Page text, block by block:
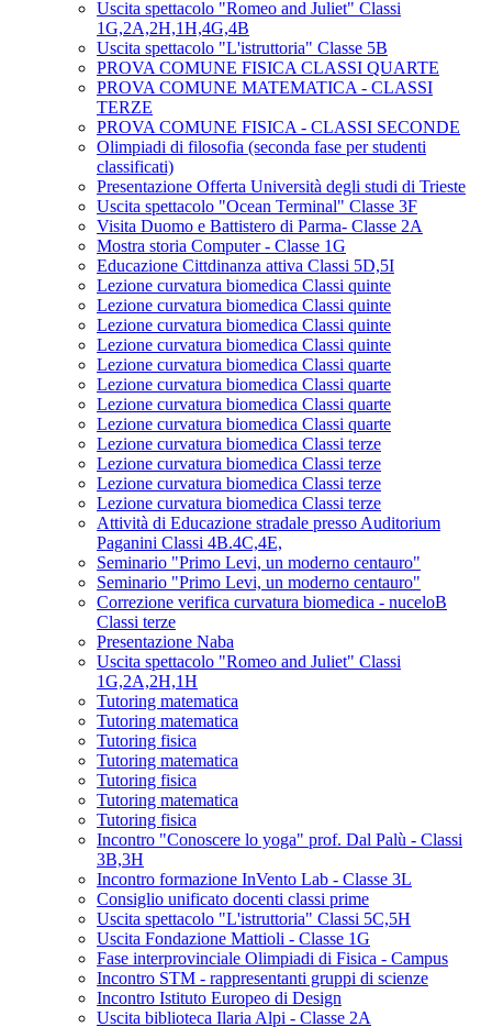
Uscita spettacolo "Romeo and Juliet" Classi
1G,2A,2H,1H,4G,4B
Uscita spettacolo "L'istruttoria" Classe 5B
PROVA COMUNE FISICA CLASSI QUARTE
PROVA COMUNE MATEMATICA - CLASSI
TERZE
PROVA COMUNE FISICA - CLASSI SECONDE
Olimpiadi di filosofia (seconda fase per studenti
classificati)
Presentazione Offerta Università degli studi di Trieste
Uscita spettacolo "Ocean Terminal" Classe 3F
Visita Duomo e Battistero di Parma- Classe 2A
Mostra storia Computer - Classe 1G
Educazione Cittdinanza attiva Classi 5D,5I
Lezione curvatura biomedica Classi quinte
Lezione curvatura biomedica Classi quinte
Lezione curvatura biomedica Classi quinte
Lezione curvatura biomedica Classi quinte
Lezione curvatura biomedica Classi quarte
Lezione curvatura biomedica Classi quarte
Lezione curvatura biomedica Classi quarte
Lezione curvatura biomedica Classi quarte
Lezione curvatura biomedica Classi terze
Lezione curvatura biomedica Classi terze
Lezione curvatura biomedica Classi terze
Lezione curvatura biomedica Classi terze
Attività di Educazione stradale presso Auditorium
Paganini Classi 4B.4C,4E,
Seminario "Primo Levi, un moderno centauro"
Seminario "Primo Levi, un moderno centauro"
Correzione verifica curvatura biomedica - nuceloB
Classi terze
Presentazione Naba
Uscita spettacolo "Romeo and Juliet" Classi
1G,2A,2H,1H
Tutoring matematica
Tutoring matematica
Tutoring fisica
Tutoring matematica
Tutoring fisica
Tutoring matematica
Tutoring fisica
Incontro "Conoscere lo yoga" prof. Dal Palù - Classi
3B,3H
Incontro formazione InVento Lab - Classe 3L
Consiglio unificato docenti classi prime
Uscita spettacolo "L'istruttoria" Classi 5C,5H
Uscita Fondazione Mattioli - Classe 1G
Fase interprovinciale Olimpiadi di Fisica - Campus
Incontro STM - rappresentanti gruppi di scienze
Incontro Istituto Europeo di Design
Uscita biblioteca Ilaria Alpi - Classe 2A